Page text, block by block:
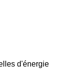
d'énergie